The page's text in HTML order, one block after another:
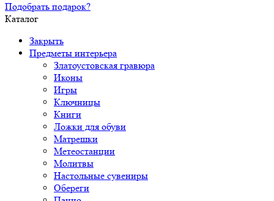
Подобрать подарок?
Каталог
Закрыть
Предметы интерьера
Златоустовская гравюра
Иконы
Игры
Ключницы
Книги
Ложки для обуви
Матрешки
Метеостанции
Молитвы
Настольные сувениры
Обереги